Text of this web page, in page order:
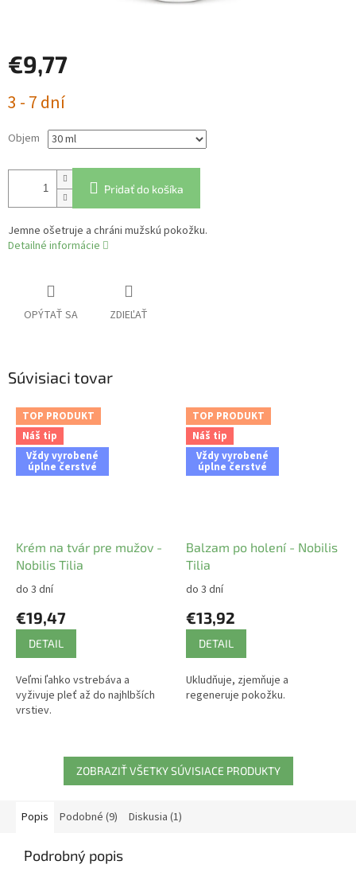
€9,77
cena:
3 - 7 dní
Objem
Pridať do košíka
Jemne ošetruje a chráni mužskú pokožku.
Detailné informácie
OPÝTAŤ SA ZDIEĽAŤ
Súvisiaci tovar
TOP PRODUKT
Náš tip
Vždy vyrobené
úplne čerstvé
Krém na tvár pre mužov -
Nobilis Tilia
do 3 dní
€19,47
DETAIL
Veľmi ľahko vstrebáva a
vyživuje pleť až do najhlbších
vrstiev.
TOP PRODUKT
Náš tip
Vždy vyrobené
úplne čerstvé
Balzam po holení - Nobilis
Tilia
do 3 dní
€13,92
DETAIL
Ukludňuje, zjemňuje a
regeneruje pokožku.
ZOBRAZIŤ VŠETKY SÚVISIACE PRODUKTY
Popis Podobné (9) Diskusia (1)
Podrobný popis